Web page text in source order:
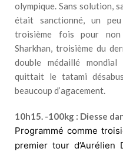
olympique. Sans solution,
était sanctionné, un
troisième fois pour
Sharkhan, troisième du
double médaillé mondial
quittait le tatami
beaucoup d’agacement.
10h15. -100kg : Diesse
Programmé comme
premier tour